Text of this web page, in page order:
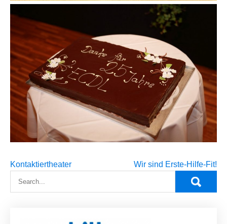
Beitragsnavigation
Kontaktiertheater Wir sind Erste-Hilfe-Fit!